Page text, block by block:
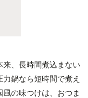
、長時間煮込まない
鍋なら短時間で煮え
の味つけは、おつま